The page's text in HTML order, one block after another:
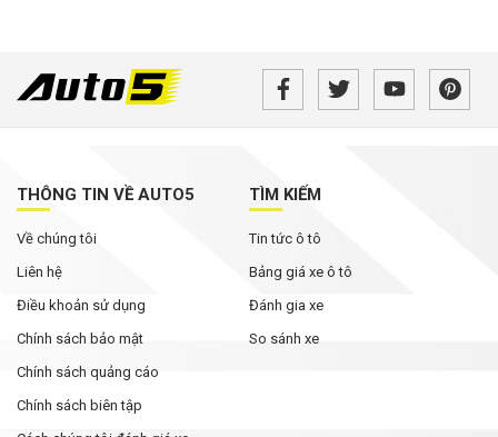
THÔNG TIN VỀ AUTO5
Về chúng tôi
Liên hệ
Điều khoản sử dụng
Chính sách bảo mật
Chính sách quảng cáo
Chính sách biên tập
TÌM KIẾM
Tin tức ô tô
Bảng giá xe ô tô
Đánh gia xe
So sánh xe